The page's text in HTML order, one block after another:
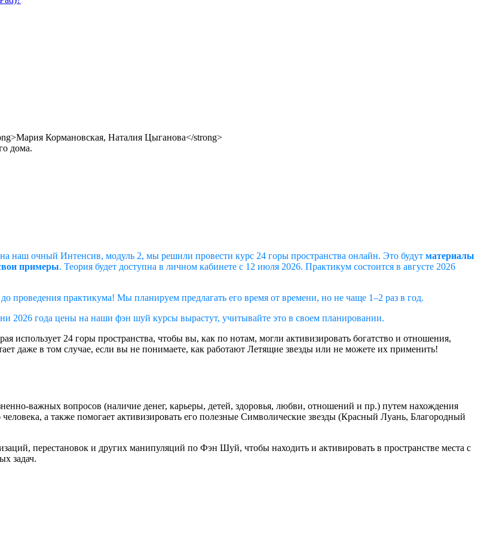
дома.
наш очный Интенсив, модуль 2, мы решили провести курс 24 горы пространства онлайн. Это будут материалы
примеры. Теория будет доступна в личном кабинете с 12 июля 2026. Практикум состоится в августе 2026
проведения практикума! Мы планируем предлагать его время от времени, но не чаще 1–2 раз в год.
2026 года цены на наши фэн шуй курсы вырастут, учитывайте это в своем планировании.
24 горы пространства, чтобы вы, как по нотам, могли активизировать богатство и отношения,
даже в том случае, если вы не понимаете, как работают Летящие звезды или не можете их применить!
важных вопросов (наличие денег, карьеры, детей, здоровья, любви, отношений и пр.) путем нахождения
а также помогает активизировать его полезные Символические звезды (Красный Луань, Благородный
перестановок и других манипуляций по Фэн Шуй, чтобы находить и активировать в пространстве места с
задач.